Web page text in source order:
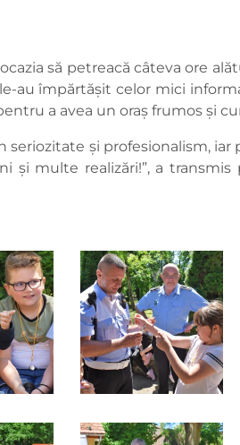
să petreacă câteva ore
au împărtășit celor mici
a avea un oraș frumos și
și profesionalism,
multe realizări!”, a